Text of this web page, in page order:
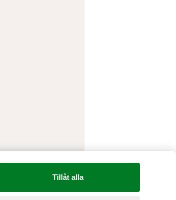
Tillåt alla